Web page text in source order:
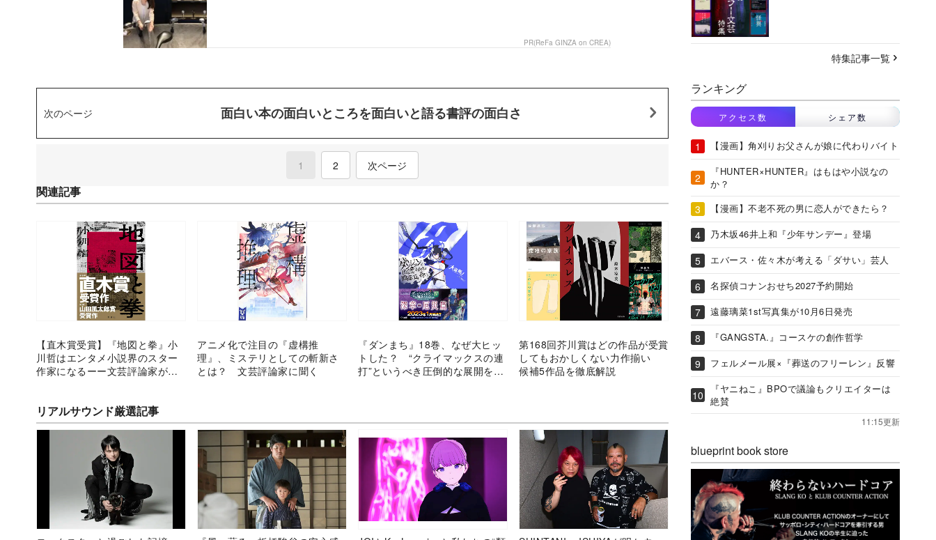
PR(ReFa GINZA on CREA)
次のページ 面白い本の面白いところを面白いと語る書評の面白さ
1 (current)
2 次ページ
関連記事
【直木賞受賞】『地図と拳』小
川哲はエンタメ小説界のスター
作家になるーー文芸評論家が絶
アニメ化で注目の『虚構推
理』、ミステリとしての斬新さ
とは？ 文芸評論家に聞く
『ダンまち』18巻、なぜ大ヒッ
トした？ “クライマックスの連
打”というべき圧倒的な展開を読
第168回芥川賞はどの作品が受賞
してもおかしくない力作揃い
候補5作品を徹底解説
リアルサウンド厳選記事
特集記事一覧
ランキング
アクセス数 シェア数
【漫画】角刈りお父さんが娘に代わりバイト
『HUNTER×HUNTER』はもはや小説なの
か？
【漫画】不老不死の男に恋人ができたら？
乃木坂46井上和『少年サンデー』登場
エバース・佐々木が考える「ダサい」芸人
名探偵コナンおせち2027予約開始
遠藤璃菜1st写真集が10月6日発売
『GANGSTA.』コースケの創作哲学
フェルメール展×『葬送のフリーレン』反響
『ヤニねこ』BPOで議論もクリエイターは
絶賛
11:15更新
blueprint book store